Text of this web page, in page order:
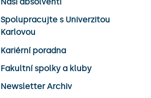
Spolupracujte s Univerzitou
Karlovou
Kariérní poradna
Fakultní spolky a kluby
Newsletter Archiv